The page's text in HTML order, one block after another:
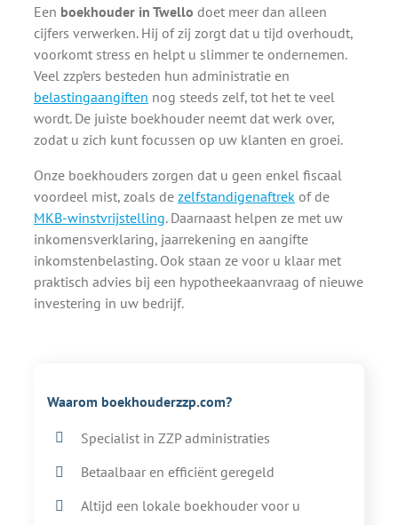
Een boekhouder in Twello doet meer dan alleen
cijfers verwerken. Hij of zij zorgt dat u tijd overhoudt,
voorkomt stress en helpt u slimmer te ondernemen.
Veel zzp’ers besteden hun administratie en
belastingaangiften nog steeds zelf, tot het te veel
wordt. De juiste boekhouder neemt dat werk over,
zodat u zich kunt focussen op uw klanten en groei.
Onze boekhouders zorgen dat u geen enkel fiscaal
voordeel mist, zoals de zelfstandigenaftrek of de
MKB-winstvrijstelling. Daarnaast helpen ze met uw
inkomensverklaring, jaarrekening en aangifte
inkomstenbelasting. Ook staan ze voor u klaar met
praktisch advies bij een hypotheekaanvraag of nieuwe
investering in uw bedrijf.
Waarom boekhouderzzp.com?
Specialist in ZZP administraties
Betaalbaar en efficiënt geregeld
Altijd een lokale boekhouder voor u